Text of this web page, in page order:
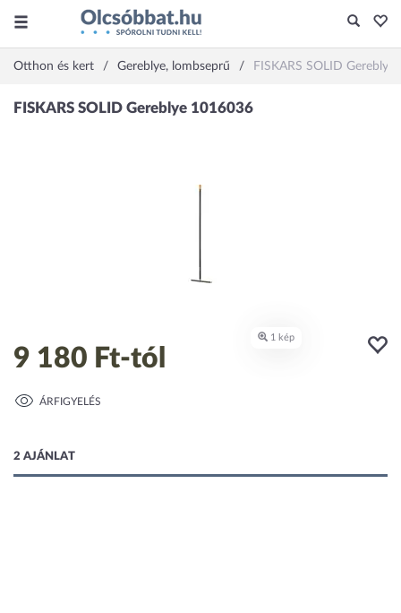
Otthon és kert Gereblye, lombseprű FISKARS SOLID
9 180 Ft-tól
ÁRFIGYELÉS
2 AJÁNLAT